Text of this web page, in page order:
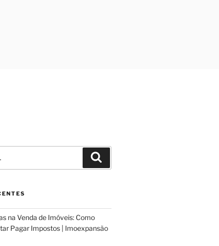
na Venda de Imóveis: Como
Pagar Impostos | Imoexpansão